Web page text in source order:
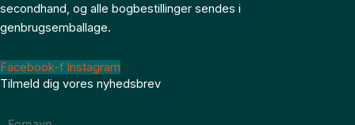
secondhand, og alle bogbestillinger sendes i
genbrugsemballage.
Facebook-f Instagram
Tilmeld dig vores nyhedsbrev